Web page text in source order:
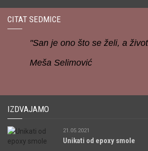
CITAT SEDMICE
"San je ono što se želi, a
Meša Selimović
IZDVAJAMO
21.05.2021
Unikati od epoxy smole